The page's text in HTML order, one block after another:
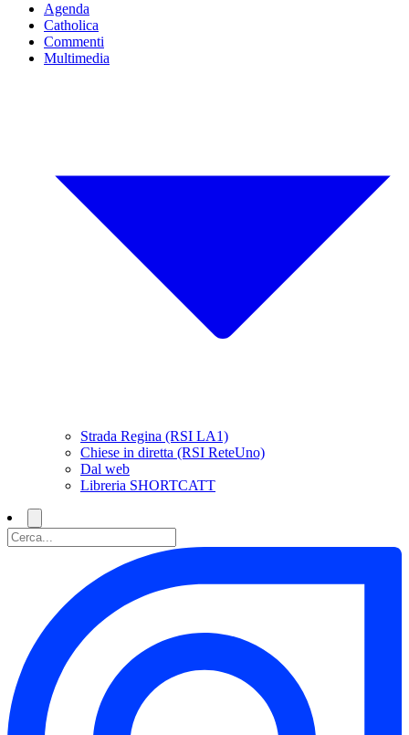
Agenda
Catholica
Commenti
Multimedia
Strada Regina (RSI LA1)
Chiese in diretta (RSI ReteUno)
Dal web
Libreria SHORTCATT